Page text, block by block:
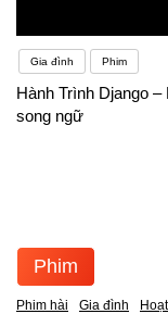
Gia đình Phim
Hành Trình Django
song ngữ
Phim
Phim hài Gia đình